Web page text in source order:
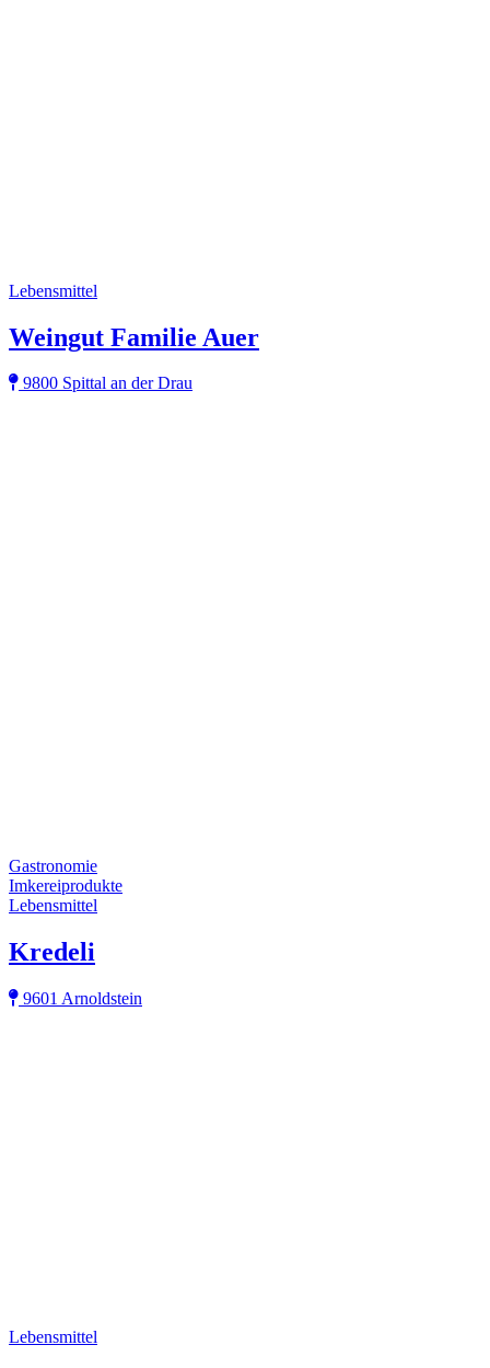
Lebensmittel
Weingut Familie Auer
9800 Spittal an der Drau
Gastronomie
Imkereiprodukte
Lebensmittel
Kredeli
9601 Arnoldstein
Lebensmittel